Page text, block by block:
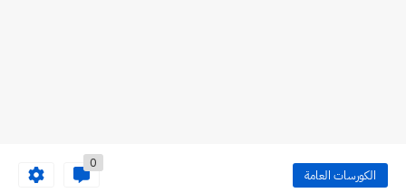
الكورسات العامة
0